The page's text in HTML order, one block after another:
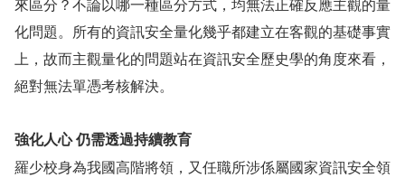
來區分？不論以哪一種區分方式，均無法正確反應主觀的量
化問題。所有的資訊安全量化幾乎都建立在客觀的基礎事實
上，故而主觀量化的問題站在資訊安全歷史學的角度來看，
絕對無法單憑考核解決。
強化人心 仍需透過持續教育
羅少校身為我國高階將領，又任職所涉係屬國家資訊安全領